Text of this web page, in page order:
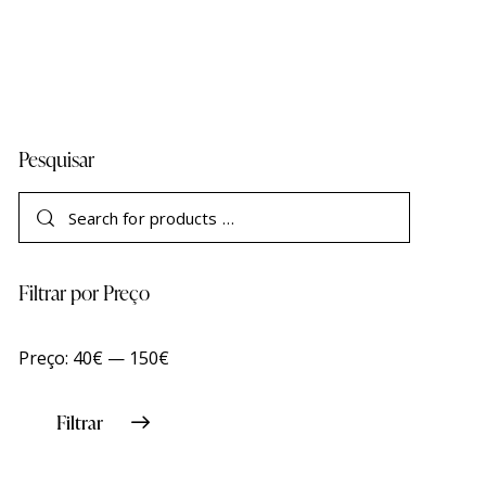
Pesquisar
Filtrar por Preço
Filtrar
Preço: 40€— 150€